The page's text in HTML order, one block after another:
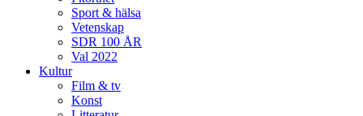
Sport & hälsa
Vetenskap
SDR 100 ÅR
Val 2022
Kultur
Film & tv
Konst